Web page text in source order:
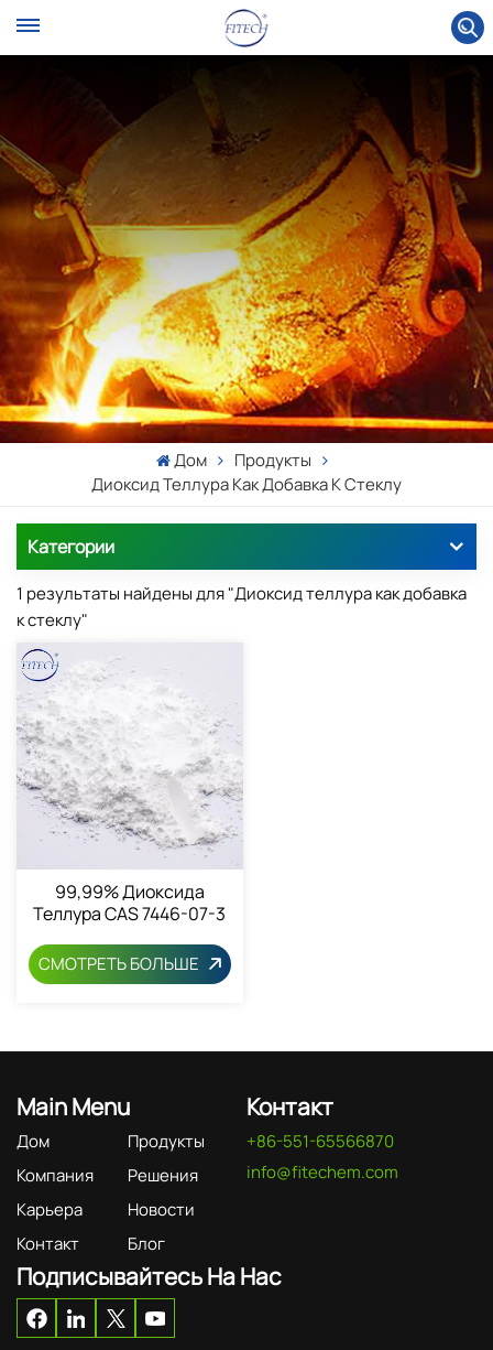
Дом
Продукты
Диоксид Теллура Как Добавка К Стеклу
Категории
1 результаты найдены для "Диоксид теллура как добавка
к стеклу"
99,99% Диоксида
Теллура CAS 7446-07-3
СМОТРЕТЬ БОЛЬШЕ
Main Menu
Дом
Продукты
Компания
Решения
Карьера
Новости
Контакт
Блог
Контакт
+86-551-65566870
info@fitechem.com
Подписывайтесь На Нас